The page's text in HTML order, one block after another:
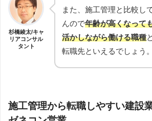
杉橋綾太/キャ
リアコンサル
タント
また、施工管理と比較し
んので年齢が高くなって
活かしながら働ける職種
転職先といえるでしょう。
施工管理から転職しやすい建設